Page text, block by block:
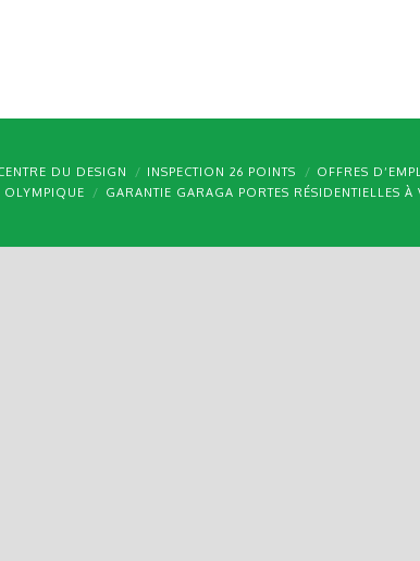
DU DESIGN INSPECTION 26 POINTS OFFRES
OLYMPIQUE
GARANTIE GARAGA PORTES RÉSIDENTIELLES À